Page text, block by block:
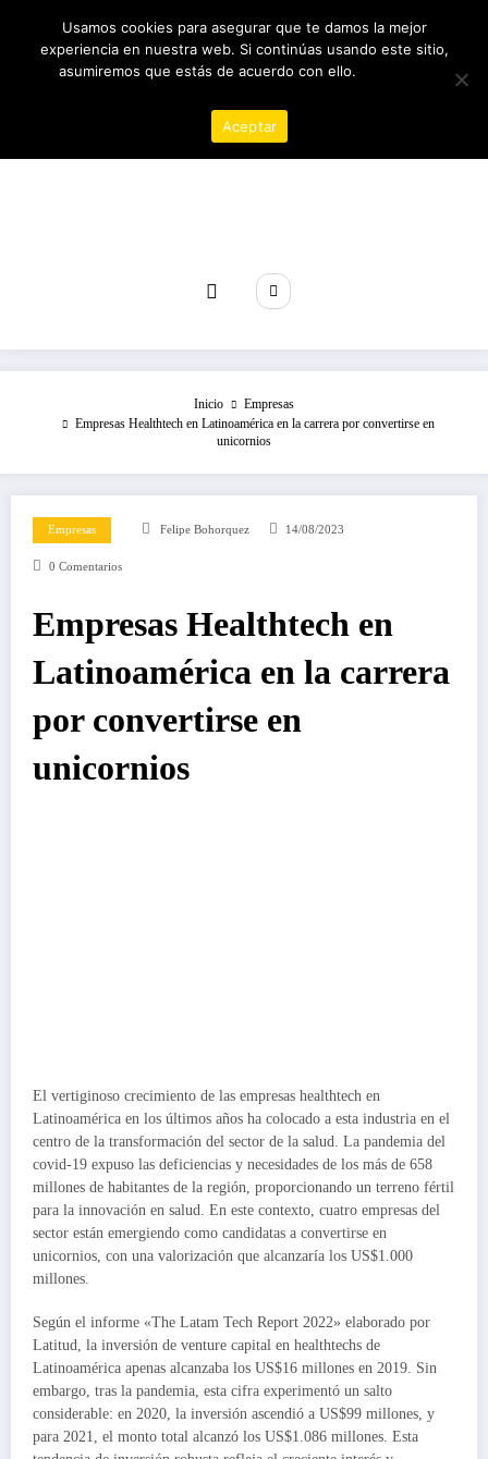
contenido
07/08/2026 3:27:40 AM
Inicio
Empresas
Empresas Healthtech en Latinoamérica en la carrera por convertirse en
unicornios
Empresas Felipe Bohorquez 14/08/2023
0 Comentarios
Empresas Healthtech en
Latinoamérica en la carrera
por convertirse en
unicornios
El vertiginoso crecimiento de las empresas healthtech en
Latinoamérica en los últimos años ha colocado a esta industria en el
centro de la transformación del sector de la salud. La pandemia del
covid-19 expuso las deficiencias y necesidades de los más de 658
millones de habitantes de la región, proporcionando un terreno fértil
para la innovación en salud. En este contexto, cuatro empresas del
sector están emergiendo como candidatas a convertirse en
unicornios, con una valorización que alcanzaría los US$1.000
millones.
Según el informe «The Latam Tech Report 2022» elaborado por
Latitud, la inversión de venture capital en healthtechs de
Latinoamérica apenas alcanzaba los US$16 millones en 2019. Sin
embargo, tras la pandemia, esta cifra experimentó un salto
considerable: en 2020, la inversión ascendió a US$99 millones, y
para 2021, el monto total alcanzó los US$1.086 millones. Esta
Usamos cookies para asegurar que te damos la mejor
experiencia en nuestra web. Si continúas usando este sitio,
asumiremos que estás de acuerdo con ello.
Aceptar